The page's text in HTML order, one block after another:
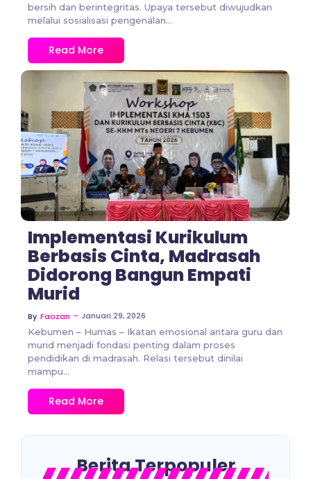
bersih dan berintegritas. Upaya tersebut diwujudkan
melalui sosialisasi pengenalan...
Read More
No Comments
Implementasi Kurikulum
Berbasis Cinta, Madrasah
Didorong Bangun Empati
Murid
By Faozan ~ Januari 29, 2026
Kebumen – Humas – Ikatan emosional antara guru dan
murid menjadi fondasi penting dalam proses
pendidikan di madrasah. Relasi tersebut dinilai
mampu...
Read More
Berita Terpopuler